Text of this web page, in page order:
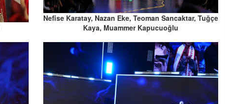
Nefise Karatay, Nazan Eke, Teoman Sancaktar, Tuğçe
Kaya, Muammer Kapucuoğlu